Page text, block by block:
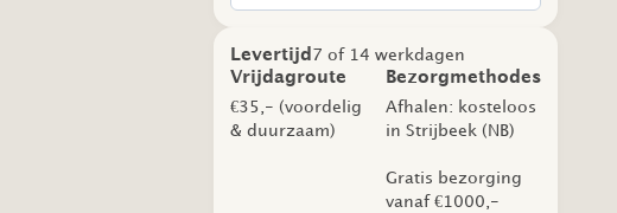
Levertijd 7 of 14 werkdagen
Vrijdagroute
€35,- (voordelig
& duurzaam)
Bezorgmethodes
Afhalen: kosteloos
in Strijbeek (NB)
Gratis bezorging
vanaf €1000,-